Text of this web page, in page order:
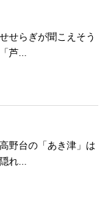
せらぎが聞こえそう
芦...
台の「あき津」は
れ...